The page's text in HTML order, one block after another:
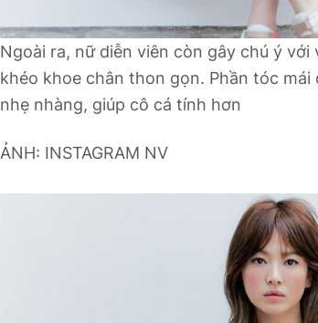
Ngoài ra, nữ diễn viên còn gây chú ý với
khéo khoe chân thon gọn. Phần tóc mái
nhẹ nhàng, giúp cô cá tính hơn
ẢNH: INSTAGRAM NV